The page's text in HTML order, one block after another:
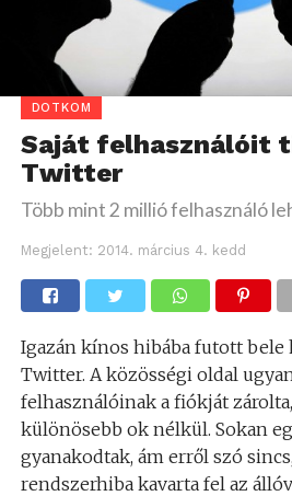
DOTKOM
Saját felhasználóit
Twitter
Több mint 2 millió felhasználó
Megjelent: 2014. március 4. kedd
Igazán kínos hibába futott bele
Twitter. A közösségi oldal
felhasználóinak a fiókját
különösebb ok nélkül. Sokan
gyanakodtak, ám erről szó
rendszerhiba kavarta fel az